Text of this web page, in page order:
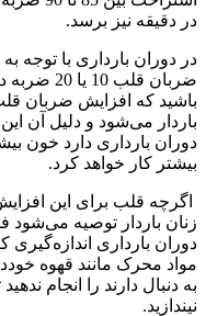
در دقیقه نیز برسد.
در دوران بارداری با توجه
ضربان
باشید که افزایش ضربان
باردار می‌شود و دليل آن
دوران بارداری دارد خون
بیشتر کار خواهد کرد.
اگرچه قلب برای این
زنان باردار توصیه
دوران بارداری
مواد محرک مانند قهوه
به دنبال دارند را انجام
نیندازید.